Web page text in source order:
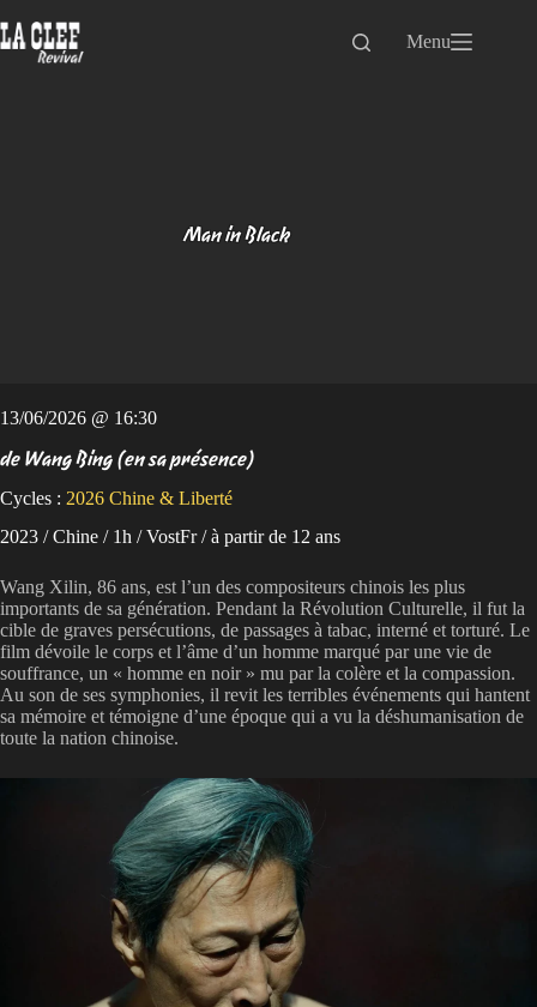
au
contenu
Menu
Man in Black
13/06/2026 @ 16:30
de Wang Bing (en sa présence)
Cycles : 2026 Chine & Liberté
2023 / Chine / 1h / VostFr / à partir de 12 ans
Wang Xilin, 86 ans, est l’un des compositeurs chinois les plus
importants de sa génération. Pendant la Révolution Culturelle, il fut la
cible de graves persécutions, de passages à tabac, interné et torturé. Le
film dévoile le corps et l’âme d’un homme marqué par une vie de
souffrance, un « homme en noir » mu par la colère et la compassion.
Au son de ses symphonies, il revit les terribles événements qui hantent
sa mémoire et témoigne d’une époque qui a vu la déshumanisation de
toute la nation chinoise.